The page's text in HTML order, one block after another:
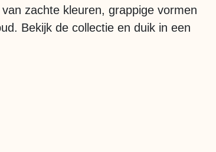
zachte kleuren, grappige vormen
Bekijk de collectie en duik in een